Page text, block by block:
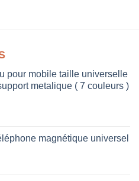
pour mobile taille universelle
metalique ( 7 couleurs )
magnétique universel